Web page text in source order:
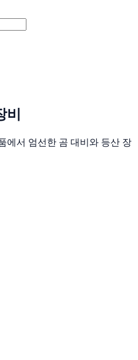
비
에서 엄선한 곰 대비와 등산 장